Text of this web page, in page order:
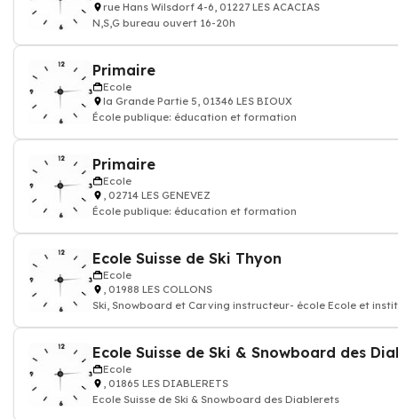
rue Hans Wilsdorf 4-6, 01227 LES ACACIAS
N,S,G bureau ouvert 16-20h
Primaire
Ecole
la Grande Partie 5, 01346 LES BIOUX
École publique: éducation et formation
Primaire
Ecole
, 02714 LES GENEVEZ
École publique: éducation et formation
Ecole Suisse de Ski Thyon
Ecole
, 01988 LES COLLONS
Ski, Snowboard et Carving instructeur- école Ecole et
Ecole
, 01865 LES DIABLERETS
Ecole Suisse de Ski & Snowboard des Diablerets